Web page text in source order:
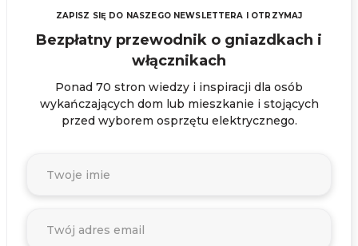
ZAPISZ SIĘ DO NASZEGO NEWSLETTERA I OTRZYMAJ
Bezpłatny przewodnik o gniazdkach i
włącznikach
Ponad 70 stron wiedzy i inspiracji dla osób
wykańczających dom lub mieszkanie i stojących
przed wyborem osprzętu elektrycznego.